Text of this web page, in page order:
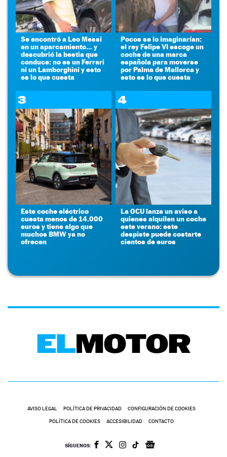
Se encontró a Leo Messi
en un aparcamiento... y
descubrió la bestia que
conduce: no es un Ferrari
ni un Lamborghini y esto
es lo que cuesta
Pocos se lo imaginarían:
el rey Felipe VI escoge un
coche de una marca
española para moverse
por Palma de Mallorca y
esto es lo que cuesta
3
Este coche eléctrico
cuesta menos de 14.000
euros y tiene algo que
muchos BMW ya no
ofrecen
4
La OCU lanza un aviso a
quienes alquilen un coche
este verano: este
despiste puede costarte
cientos de euros
AVISO LEGAL POLÍTICA DE PRIVACIDAD CONFIGURACIÓN DE COOKIES
POLÍTICA DE COOKIES ACCESIBILIDAD CONTACTO
SÍGUENOS: